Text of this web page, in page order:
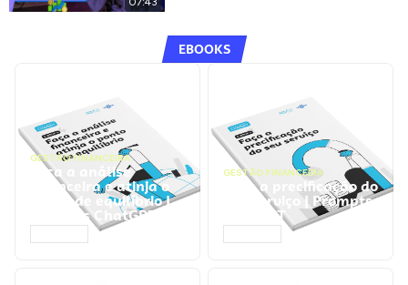
EBOOKS
GESTÃO FINANCEIRA
Faça a análise
financeira e atinja o
ponto de equilíbrio |
Prompts ChatGPT
GESTÃO FINANCEIRA
Faça a precificação do
seu serviço | Prompts
ChatGPT